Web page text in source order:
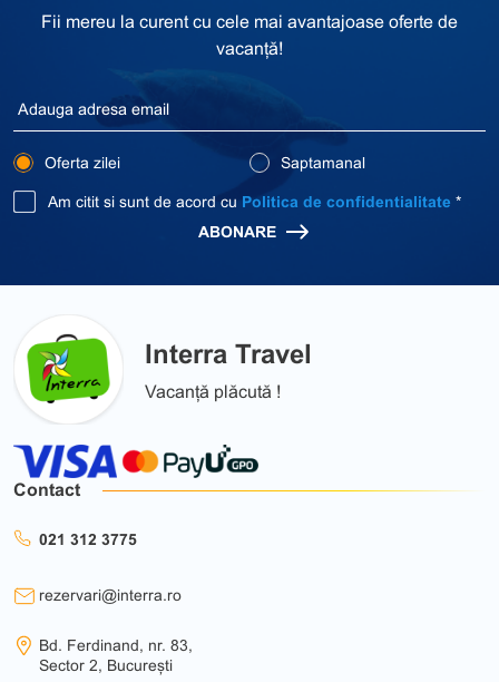
Fii mereu la curent cu cele mai avantajoase oferte de
vacanță!
Oferta zilei Saptamanal
Am citit si sunt de acord cu Politica de confidentialitate *
ABONARE
Interra Travel
Vacanță plăcută !
Contact
021 312 3775
rezervari@interra.ro
Bd. Ferdinand, nr. 83,
Sector 2, București